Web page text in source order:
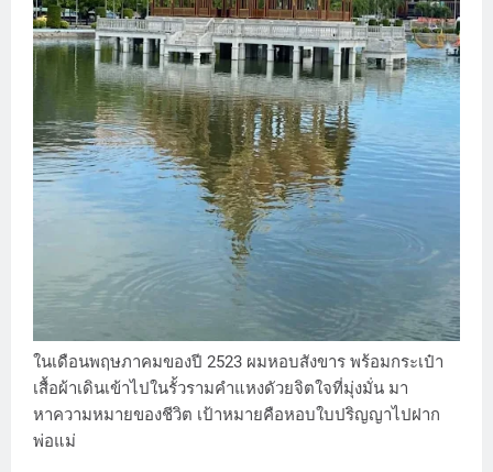
ในเดือนพฤษภาคมของปี 2523 ผมหอบสังขาร พร้อมกระเป๋า
เสื้อผ้าเดินเข้าไปในรั้วรามคำแหงดัวยจิตใจที่มุ่งมั่น มา
หาความหมายของชีวิต เป้าหมายคือหอบใบปริญญาไปฝาก
พ่อแม่